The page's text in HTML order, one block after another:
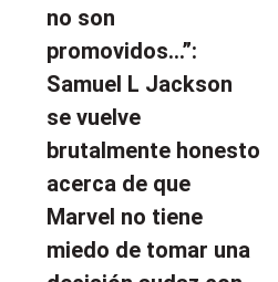
no son
promovidos…”:
Samuel L Jackson
se vuelve
brutalmente honesto
acerca de que
Marvel no tiene
miedo de tomar una